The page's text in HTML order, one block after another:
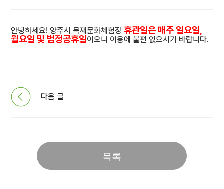
안녕하세요! 양주시 목재문화체험장휴관일은 매주 일요일,
월요일 및 법정공휴일이오니 이용에 불편 없으시기 바랍니다.
다음 글
목록